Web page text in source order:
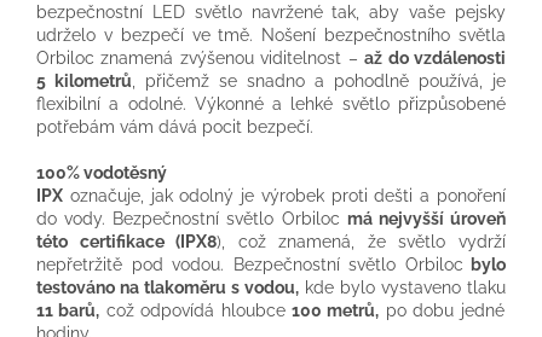
bezpečnostní LED světlo navržené tak, aby vaše pejsky
udrželo v bezpečí ve tmě. Nošení bezpečnostního světla
Orbiloc znamená zvýšenou viditelnost –až do vzdálenosti
5 kilometrů , přičemž se snadno a pohodlně používá, je
flexibilní a odolné. Výkonné a lehké světlo přizpůsobené
potřebám vám dává pocit bezpečí.
100% vodotěsný
IPX označuje, jak odolný je výrobek proti dešti a ponoření
do vody. Bezpečnostní světlo Orbiloc má nejvyšší úroveň
této certifikace (IPX8), což znamená, že světlo vydrží
nepřetržitě pod vodou. Bezpečnostní světlo Orbiloc bylo
testováno na tlakoměru s vodou, kde bylo vystaveno tlaku
11 barů, což odpovídá hloubce100 metrů, po dobu jedné
hodiny.